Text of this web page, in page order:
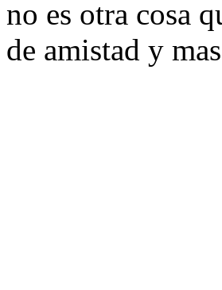
no es otra cosa
de amistad y